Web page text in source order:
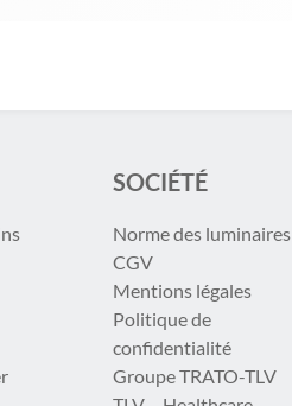
SOCIÉTÉ
Norme des luminaires
CGV
Mentions légales
Politique de
confidentialité
Groupe TRATO-TLV